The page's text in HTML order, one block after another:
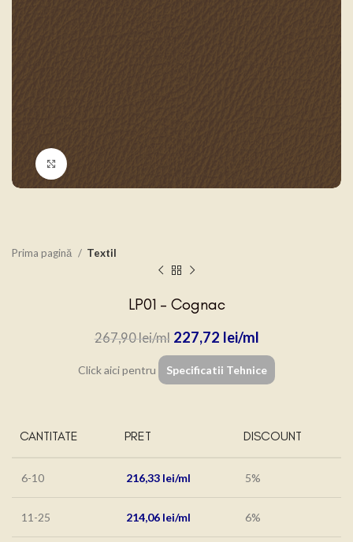
Prima pagină Textil
LP01 – Cognac
267,90lei 227,72 lei
Click aici pentru Specificatii Tehnice
CANTITATE PRET DISCOUNT
6-10 216,33 lei 5%
11-25 214,06 lei 6%